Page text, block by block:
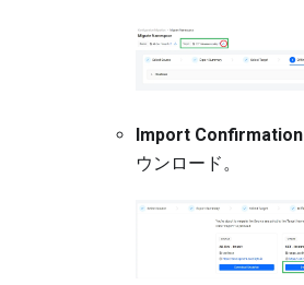
Import Confirmation
ウンロード。